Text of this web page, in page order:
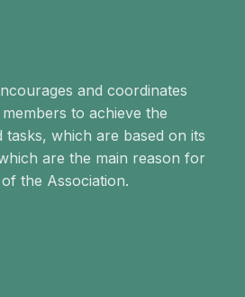
and coordinates
to achieve the
tasks, which are based on its
are the main reason for
the Association.